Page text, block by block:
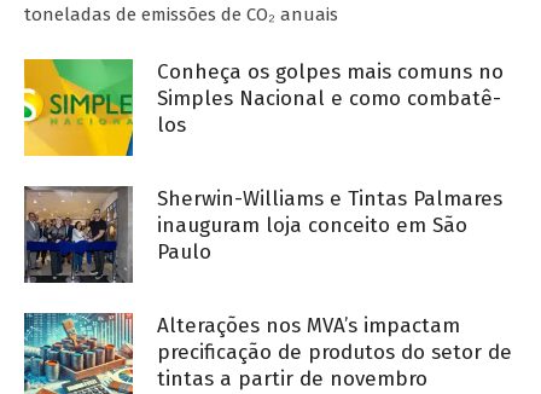
toneladas de emissões de CO₂ anuais
Conheça os golpes mais comuns no
Simples Nacional e como combatê-
los
Sherwin-Williams e Tintas Palmares
inauguram loja conceito em São
Paulo
Alterações nos MVA’s impactam
precificação de produtos do setor de
tintas a partir de novembro